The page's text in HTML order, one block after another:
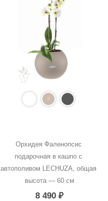
Орхидея Фаленопсис
подарочная в кашпо с
автополивом LECHUZA, общая
высота — 60 см
8 490₽